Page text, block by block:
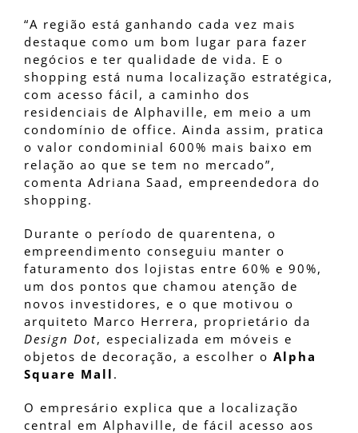
“A região está ganhando cada vez mais
destaque como um bom lugar para fazer
negócios e ter qualidade de vida. E o
shopping está numa localização estratégica,
com acesso fácil, a caminho dos
residenciais de Alphaville, em meio a um
condomínio de office. Ainda assim, pratica
o valor condominial 600% mais baixo em
relação ao que se tem no mercado”,
comenta Adriana Saad, empreendedora do
shopping.
Durante o período de quarentena, o
empreendimento conseguiu manter o
faturamento dos lojistas entre 60% e 90%,
um dos pontos que chamou atenção de
novos investidores, e o que motivou o
arquiteto Marco Herrera, proprietário da
Design Dot, especializada em móveis e
objetos de decoração, a escolher o Alpha
Square Mall .
O empresário explica que a localização
central em Alphaville, de fácil acesso aos